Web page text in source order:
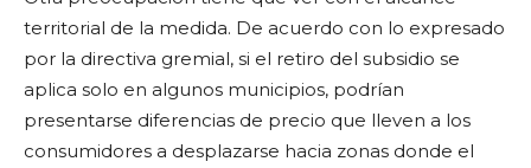
territorial de la medida. De acuerdo con lo expresado
por la directiva gremial, si el retiro del subsidio se
aplica solo en algunos municipios, podrían
presentarse diferencias de precio que lleven a los
consumidores a desplazarse hacia zonas donde el